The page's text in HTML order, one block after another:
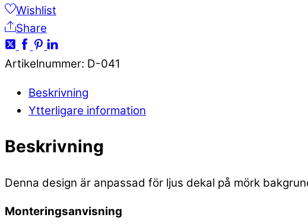
Wishlist
Share
Artikelnummer: D-041
Beskrivning
Ytterligare information
Beskrivning
Denna design är anpassad för ljus dekal på mörk
Monteringsanvisning